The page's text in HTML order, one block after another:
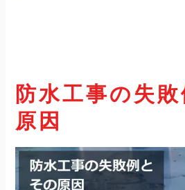
防水工事の失
原因